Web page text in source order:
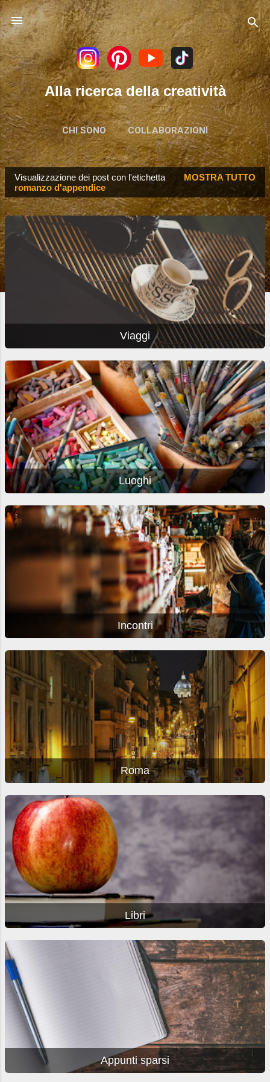
Passa ai contenuti principali
Alla ricerca della creatività
CHI SONO COLLABORAZIONI
o
s
t
Visualizzazione dei post con l'etichetta
romanzo d'appendice
MOSTRA TUTTO
Viaggi
Luoghi
Incontri
Roma
Libri
Appunti sparsi